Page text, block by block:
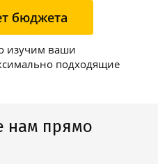
бюджета
изучим ваши
подходящие
нам прямо